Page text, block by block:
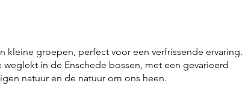
groepen, perfect voor een verfrissende ervaring.
in de Enschede bossen, met een gevarieerd
natuur en de natuur om ons heen.